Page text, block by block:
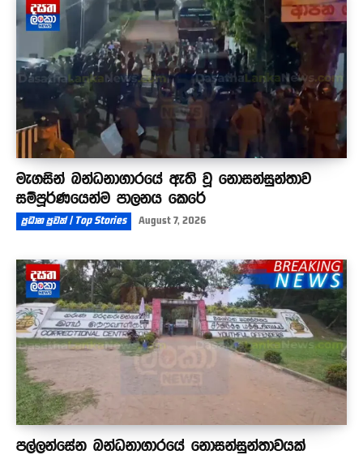
මැගසින් බන්ධනාගාරයේ ඇති වූ නොසන්සුන්තාව
සම්පූර්ණයෙන්ම පාලනය කෙරේ
ප්‍රධාන පුවත් | Top Stories August 7, 2026
පල්ලන්සේන බන්ධනාගාරයේ නොසන්සුන්තාවයක්